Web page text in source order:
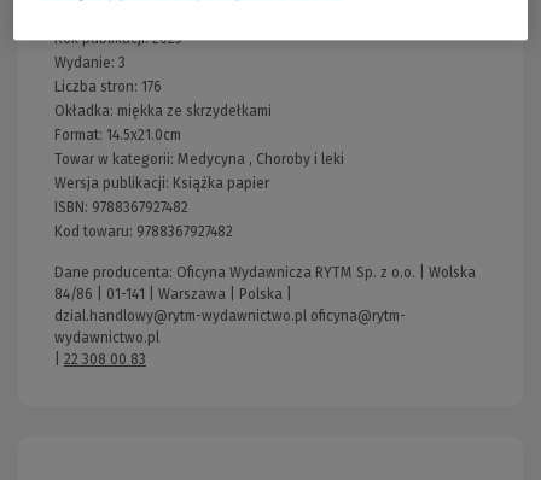
Rok publikacji:2025
Wydanie: 3
Liczba stron: 176
Okładka: miękka ze skrzydełkami
Format: 14.5x21.0cm
Towar w kategorii: Medycyna , Choroby i leki
Wersja publikacji: Książka papier
ISBN: 9788367927482
Kod towaru: 9788367927482
Dane producenta: Oficyna Wydawnicza RYTM Sp. z o.o. | Wolska
84/86 | 01-141 | Warszawa | Polska |
dzial.handlowy@rytm-wydawnictwo.pl oficyna@rytm-
wydawnictwo.pl
22 308 00 83